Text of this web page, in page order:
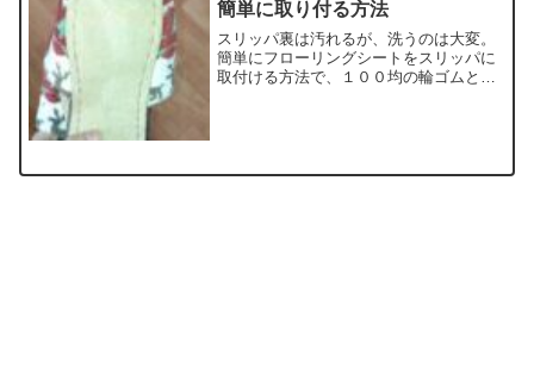
簡単に取り付る方法
スリッパ裏は汚れるが、洗うのは大変。
簡単にフローリングシートをスリッパに
取付ける方法で、１００均の輪ゴムとド